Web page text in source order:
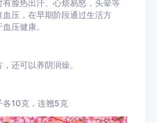
脸热出汗、心烦易怒，头晕等
压，在早期阶段通过生活方
压健康。
还可以养阴润燥。
各10克，连翘5克